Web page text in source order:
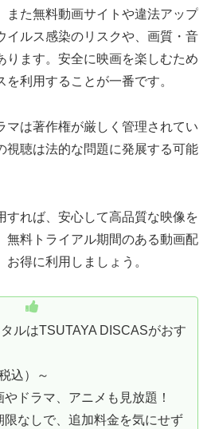
また無料動画サイトや違法アップ
イルス感染のリスクや、画質・音
ります。安全に映画を楽しむため
利用することが一番です。
マは著作権が厳しく管理されてい
視聴は法的な問題に発展する可能
すれば、安心して高品質な映像を
無料トライアル期間のある動画配
得に利用しましょう。
ルはTSUTAYA DISCASがおす
込）～
やドラマ、アニメも見放題！
限なしで、追加料金を気にせず